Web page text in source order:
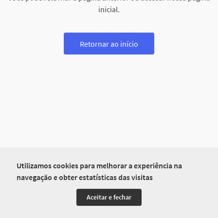
Utilizamos cookies para melhorar a experiência na
navegação e obter estatísticas das visitas
Aceitar e fechar
inicial.
Retornar ao início